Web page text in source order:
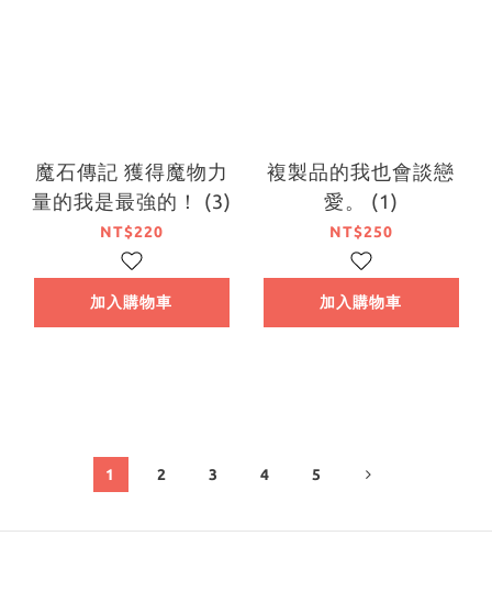
魔石傳記 獲得魔物力
量的我是最強的！ (3)
NT$220
加入購物車
複製品的我也會談戀
愛。 (1)
NT$250
加入購物車
1 2 3 4 5